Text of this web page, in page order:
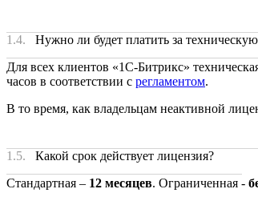
1.4.
Нужно ли будет платить за
Для всех клиентов «1С-Битрикс»
часов в соответствии с регламентом.
В то время, как владельцам неактивной
1.5.
Какой срок действует лицензия?
Стандартная – 12 месяцев. Ограниченная -